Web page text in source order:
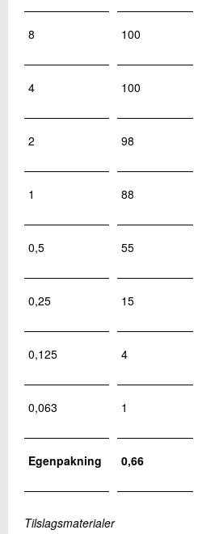
8 100
4 100
2 98
1 88
0,5 55
0,25 15
0,125 4
0,063 1
Egenpakning 0,66
Tilslagsmaterialer